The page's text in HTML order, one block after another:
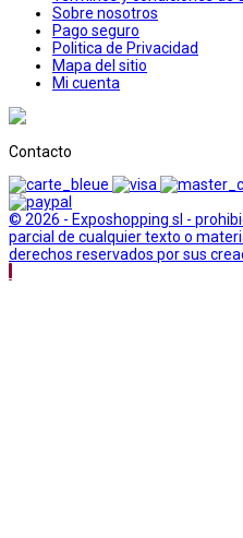
Sobre nosotros
Pago seguro
Politica de Privacidad
Mapa del sitio
Mi cuenta
Contacto
© 2026 - Exposhopping sl -
parcial de cualquier texto o
derechos reservados por sus